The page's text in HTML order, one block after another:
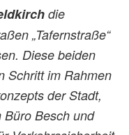
die
„Tafernstraße“
Diese beiden
Schritt im Rahmen
der Stadt,
Besch und